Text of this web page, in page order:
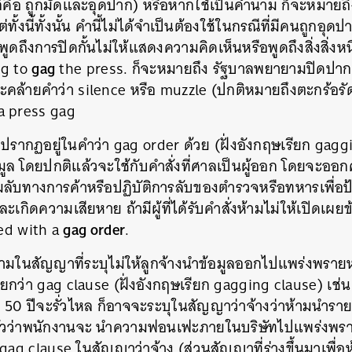
อ ถูกมัดและอุดปาก) หรือหากใช้เป็นคำนาม ก็จะหมาย
ทั้งนี้ทั้งนั้น คำนี้ไม่ได้จำเป็นต้องใช้ในกรณีที่มีคนถูกอุดป
พูดถึงการปิดกั้นไม่ให้แสดงความคิดเห็นหรือพูดถึงสิ่งสิ่งห
togagthe press. ก็จะหมายถึง รัฐบาลพยายามปิดปา
ล้ายคำว่า silence หรือ muzzle (ปกติหมายถึงตะกร้อ
press gag
รากฏอยู่ในคำว่า gag order ด้วย (ฝั่งอังกฤษเรียก
ล โดยปกติแล้วจะใช้กับคำสั่งที่ศาลเป็นผู้ออก โดยจะอ
บทางการค้าหรือปฏิบัติการลับของตำรวจหรือทหารเพื่
เกิดความเสียหาย ถ้ามีผู้ที่ได้รับคำสั่งห้ามไม่ให้เปิดเผ
with agag order.
ในสัญญาที่ระบุไม่ให้ลูกจ้างนำข้อมูลออกไปแพร่งพรา
ว่า gag clause (ฝั่งอังกฤษเรียก gagging clause) เช่
ปีจะรั่วไหล ก็อาจจะระบุในสัญญาว่าจ้างว่าห้ามนำร
าพนักงานจะ นำความฟอนเฟะภายในบริษัทไปแพร่งพ
า